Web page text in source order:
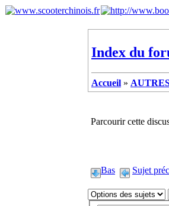
Index du
Accueil »
Parcourir cette
Bas Sujet